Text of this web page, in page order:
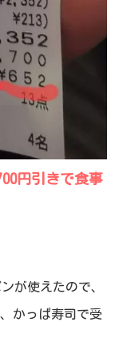
円引きで食事
が使えたので、
かっぱ寿司で受